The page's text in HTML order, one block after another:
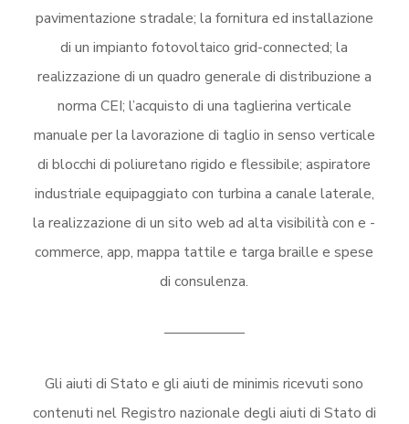
pavimentazione stradale; la fornitura ed installazione
di un impianto fotovoltaico grid-connected; la
realizzazione di un quadro generale di distribuzione a
norma CEI; l’acquisto di una taglierina verticale
manuale per la lavorazione di taglio in senso verticale
di blocchi di poliuretano rigido e flessibile; aspiratore
industriale equipaggiato con turbina a canale laterale,
la realizzazione di un sito web ad alta visibilità con e -
commerce, app, mappa tattile e targa braille e spese
di consulenza.
—————–
Gli aiuti di Stato e gli aiuti de minimis ricevuti sono
contenuti nel Registro nazionale degli aiuti di Stato di